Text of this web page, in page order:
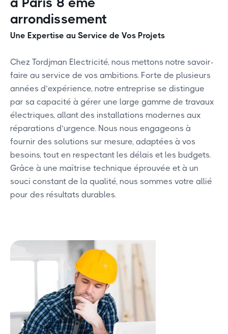
arrondissement
Une Expertise au Service de Vos Projets
Chez Tordjman Electricité, nous mettons notre savoir-
faire au service de vos ambitions. Forte de plusieurs
années d’expérience, notre entreprise se distingue
par sa capacité à gérer une large gamme de travaux
électriques, allant des installations modernes aux
réparations d’urgence. Nous nous engageons à
fournir des solutions sur mesure, adaptées à vos
besoins, tout en respectant les délais et les budgets.
Grâce à une maîtrise technique éprouvée et à un
souci constant de la qualité, nous sommes votre allié
pour des résultats durables.